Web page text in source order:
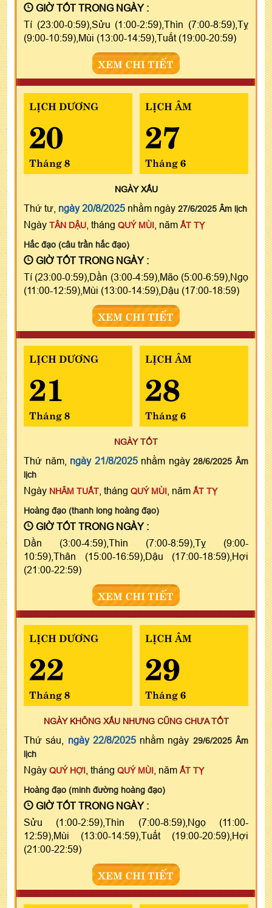
GIỜ TỐT TRONG NGÀY :
Tí (23:00-0:59),Sửu (1:00-2:59),Thìn (7:00-8:59),Tỵ
(9:00-10:59),Mùi (13:00-14:59),Tuất (19:00-20:59)
XEM CHI TIẾT
LỊCH DƯƠNG
20
Tháng 8
LỊCH ÂM
27
Tháng 6
NGÀYXẤU
Thứ tư, ngày 20/8/2025 nhằm ngày 27/6/2025 Âm lịch
Ngày TÂN DẬU , tháng QUÝ MÙI , năm ẤT TỴ
Hắc đạo (câu trần hắc đạo)
GIỜ TỐT TRONG NGÀY :
Tí (23:00-0:59),Dần (3:00-4:59),Mão (5:00-6:59),Ngọ
(11:00-12:59),Mùi (13:00-14:59),Dậu (17:00-18:59)
XEM CHI TIẾT
LỊCH DƯƠNG
21
Tháng 8
LỊCH ÂM
28
Tháng 6
NGÀY TỐT
Thứ năm, ngày 21/8/2025nhằm ngày28/6/2025 Âm
lịch
Ngày NHÂM TUẤT , tháng QUÝ MÙI , năm ẤT TỴ
Hoàng đạo (thanh long hoàng đạo)
GIỜ TỐT TRONG NGÀY :
Dần (3:00-4:59),Thìn (7:00-8:59),Tỵ (9:00-
10:59),Thân (15:00-16:59),Dậu (17:00-18:59),Hợi
(21:00-22:59)
XEM CHI TIẾT
LỊCH DƯƠNG
22
Tháng 8
LỊCH ÂM
29
Tháng 6
NGÀY KHÔNG XẤU NHƯNG CŨNG CHƯA TỐT
Thứ sáu, ngày 22/8/2025nhằm ngày 29/6/2025 Âm
lịch
Ngày QUÝ HỢI , tháng QUÝ MÙI , năm ẤT TỴ
Hoàng đạo (minh đường hoàng đạo)
GIỜ TỐT TRONG NGÀY :
Sửu (1:00-2:59),Thìn (7:00-8:59),Ngọ (11:00-
12:59),Mùi (13:00-14:59),Tuất (19:00-20:59),Hợi
(21:00-22:59)
XEM CHI TIẾT